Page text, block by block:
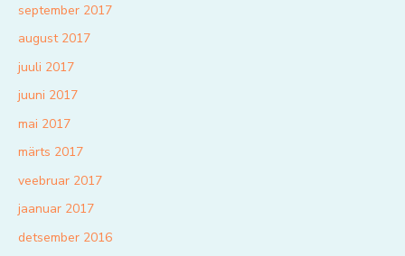
september 2017
august 2017
juuli 2017
juuni 2017
mai 2017
märts 2017
veebruar 2017
jaanuar 2017
detsember 2016